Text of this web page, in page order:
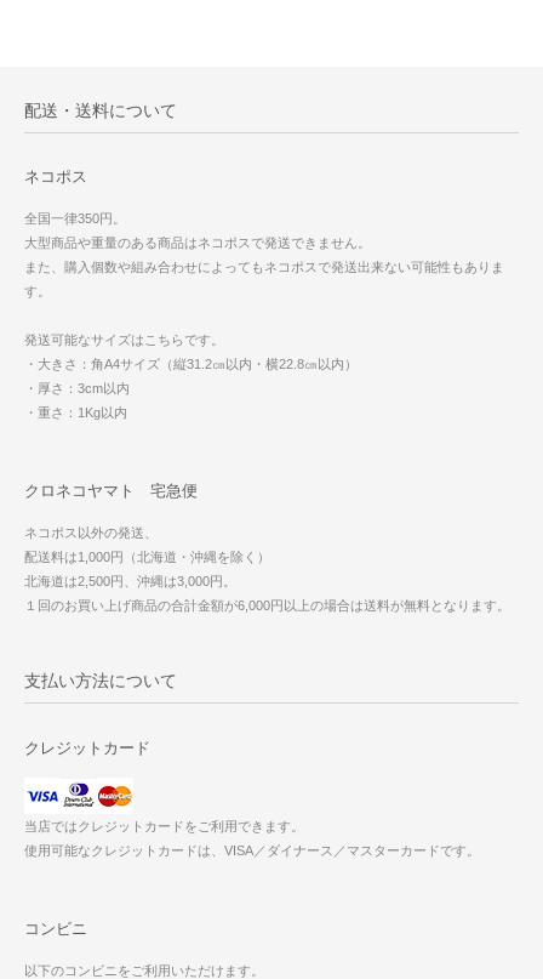
配送・送料について
ネコポス
全国一律350円。
大型商品や重量のある商品はネコポスで発送できません。
また、購入個数や組み合わせによってもネコポスで発送出来ない可能性もありま
す。
発送可能なサイズはこちらです。
・大きさ：角A4サイズ（縦31.2㎝以内・横22.8㎝以内）
・厚さ：3cm以内
・重さ：1Kg以内
クロネコヤマト 宅急便
ネコポス以外の発送、
配送料は1,000円（北海道・沖縄を除く）
北海道は2,500円、沖縄は3,000円。
１回のお買い上げ商品の合計金額が6,000円以上の場合は送料が無料となります。
支払い方法について
クレジットカード
当店ではクレジットカードをご利用できます。
使用可能なクレジットカードは、VISA／ダイナース／マスターカードです。
コンビニ
以下のコンビニをご利用いただけます。